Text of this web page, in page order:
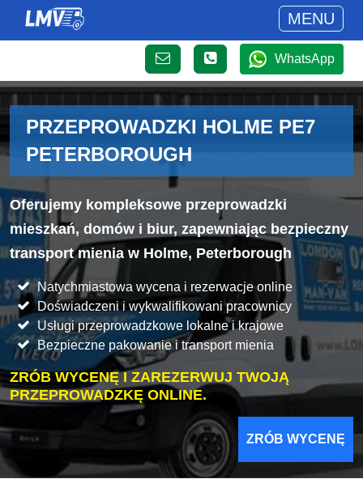
MENU
WhatsApp
PRZEPROWADZKI HOLME PE7
PETERBOROUGH
Oferujemy kompleksowe przeprowadzki
mieszkań, domów i biur, zapewniając bezpieczny
transport mienia w Holme, Peterborough
Natychmiastowa wycena i rezerwacje online
Doświadczeni i wykwalifikowani pracownicy
Usługi przeprowadzkowe lokalne i krajowe
Bezpieczne pakowanie i transport mienia
ZRÓB WYCENĘ I ZAREZERWUJ TWOJĄ
PRZEPROWADZKĘ ONLINE.
ZRÓB WYCENĘ